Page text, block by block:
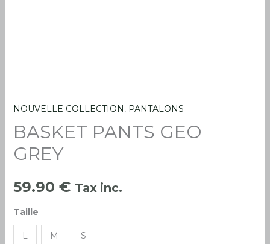
NOUVELLE COLLECTION, PANTALONS
BASKET PANTS GEO
GREY
59.90 € Tax inc.
Taille
L M S
quantité
de
PANTS
GREY